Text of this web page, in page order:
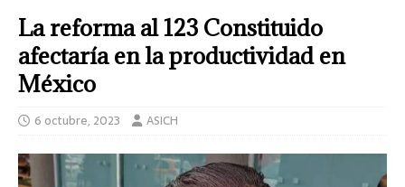
La reforma al 123 Constituido
afectaría en la productividad en
México
6 octubre, 2023 ASICH